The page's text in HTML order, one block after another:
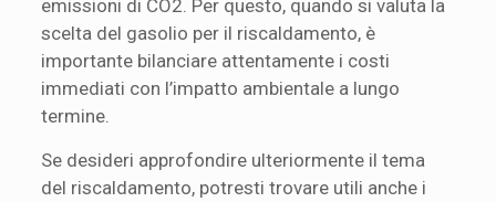
emissioni di CO2. Per questo, quando si valuta la
scelta del gasolio per il riscaldamento, è
importante bilanciare attentamente i costi
immediati con l’impatto ambientale a lungo
termine.
Se desideri approfondire ulteriormente il tema
del riscaldamento, potresti trovare utili anche i